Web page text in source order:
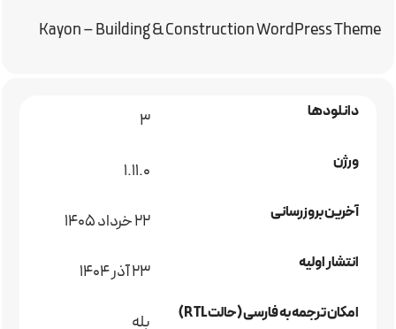
Kayon – Building & Construction WordPress Theme
دانلودها 3
ورژن 1.11.0
آخرین بروزرسانی 22 خرداد 1405
انتشار اولیه 23 آذر 1404
امکان ترجمه به فارسی (حالت RTL) بله